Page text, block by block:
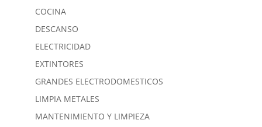
COCINA
DESCANSO
ELECTRICIDAD
EXTINTORES
GRANDES ELECTRODOMESTICOS
LIMPIA METALES
MANTENIMIENTO Y LIMPIEZA